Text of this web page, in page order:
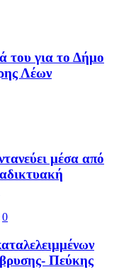
του για το Δήμο
Λέων
μέσα από
0
Πεύκης